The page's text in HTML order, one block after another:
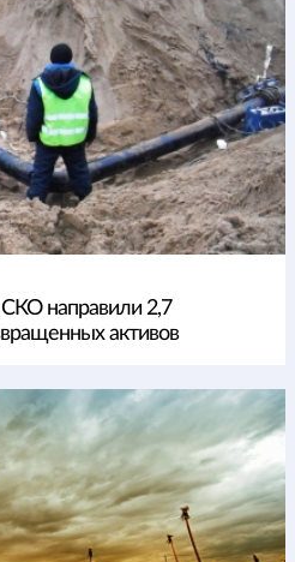
направили 2,7
активов